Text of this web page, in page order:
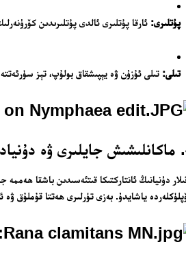
پۇتلىرى: ئارقا پۇتلىرى ئالدى پۇتلىرىدىن
تىلى: تىلى ئۇزۇن ۋە يېپىشقاق بولۇپ، تېز سۈرئەتتە
دۇنيانىڭ ئانتاركتىكا قىتئەسىدىن باشقا ھەممە
ياشايدۇ. بەزى تۈرلىرى ھەتتا قۇملۇق ۋە